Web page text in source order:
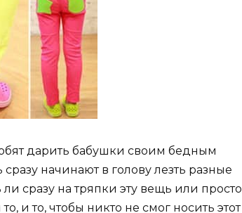
дарить бабушки своим бедным
начинают в голову лезть разные
сразу на тряпки эту вещь или просто
и то, чтобы никто не смог носить этот